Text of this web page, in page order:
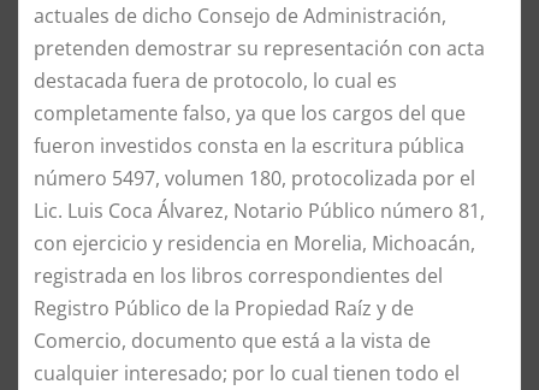
actuales de dicho Consejo de Administración,
pretenden demostrar su representación con acta
destacada fuera de protocolo, lo cual es
completamente falso, ya que los cargos del que
fueron investidos consta en la escritura pública
número 5497, volumen 180, protocolizada por el
Lic. Luis Coca Álvarez, Notario Público número 81,
con ejercicio y residencia en Morelia, Michoacán,
registrada en los libros correspondientes del
Registro Público de la Propiedad Raíz y de
Comercio, documento que está a la vista de
cualquier interesado; por lo cual tienen todo el